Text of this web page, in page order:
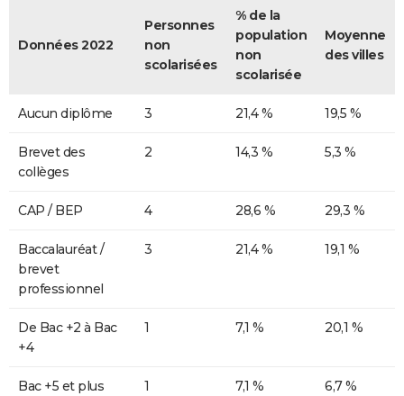
Données 2022
Personnes
non
scolarisées
% de la
population
non
scolarisée
Moyenne
des villes
Aucun diplôme 3 21,4 % 19,5 %
Brevet des
collèges
2 14,3 % 5,3 %
CAP / BEP 4 28,6 % 29,3 %
Baccalauréat /
brevet
professionnel
3 21,4 % 19,1 %
De Bac +2 à Bac
+4
1 7,1 % 20,1 %
Bac +5 et plus 1 7,1 % 6,7 %